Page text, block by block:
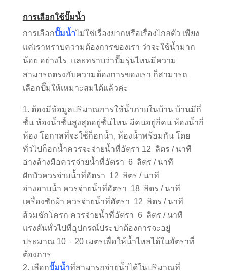
การเลือกใช้ปั๊มน้ำ
การเลือกปั๊มน้ำไม่ใช่เรื่องยากหรือเรื่องไกลตัว เพียง
แค่เราทราบความต้องการของเรา ว่าจะใช้น้ำมาก
น้อย อย่างไร และทราบว่าปั๊มรุ่นไหนมีความ
สามารถตรงกับความต้องการของเรา ก็สามารถ
เลือกปั๊มให้เหมาะสมได้แล้วค่ะ
ต้องมีข้อมูลปริมาณการใช้น้ำภายในบ้าน บ้านมีกี่
ชั้น ห้องน้ำชั้นสูงสุดอยู่ชั้นไหน มีคนอยู่กี่คน ห้องน้ำกี่
ห้อง โอกาสที่จะใช้ก็อกน้ำ, ห้องน้ำพร้อมกัน โดย
ทั่วไปก็อกน้ำควรจะจ่ายน้ำที่อัตรา 12 ลิตร / นาที
อ่างล้างมือควรจ่ายน้ำที่อัตรา 6 ลิตร / นาที
ฝักบัวควรจ่ายน้ำที่อัตรา 12 ลิตร / นาที
อ่างอาบน้ำ ควรจ่ายน้ำที่อัตรา 18 ลิตร / นาที
เครื่องซักผ้า ควรจ่ายน้ำที่อัตรา 12 ลิตร / นาที
ส้วมชักโครก ควรจ่ายน้ำที่อัตรา 6 ลิตร / นาที
แรงดันทั่วไปที่อุปกรณ์ประปาต้องการจะอยู่
ประมาณ 10 – 20 เมตรเพื่อให้น้ำไหลได้ในอัตราที่
ต้องการ
เลือกปั๊มน้ำที่สามารถจ่ายน้ำได้ในปริมาณที่